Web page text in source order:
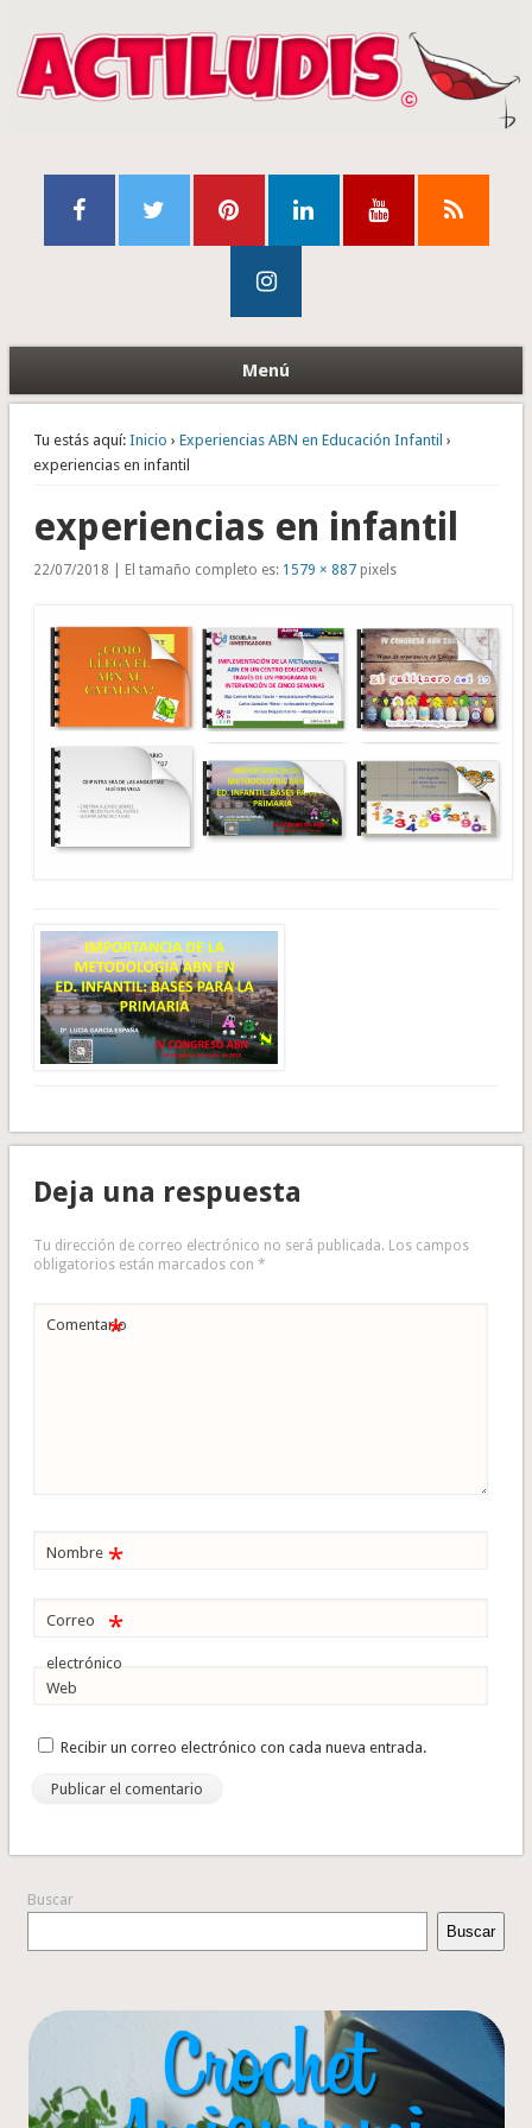
Menú
Tu estás aquí: Inicio › Experiencias ABN en Educación Infantil ›
experiencias en infantil
experiencias en infantil
22/07/2018 | El tamaño completo es: 1579 × 887pixels
Deja una respuesta
Tu dirección de correo electrónico no será publicada. Los campos
obligatorios están marcados con *
Comentario
*
Nombre *
Correo
electrónico
*
Web
Recibir un correo electrónico con cada nueva entrada.
Buscar
Buscar